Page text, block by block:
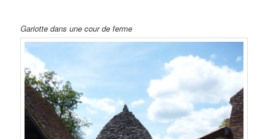
Gariotte dans une cour de ferme